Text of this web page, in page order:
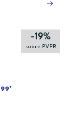
-19%
sobre PVPR